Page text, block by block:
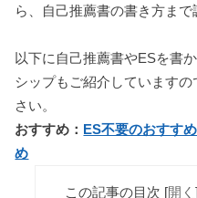
ら、自己推薦書の書き方まで
以下に自己推薦書やESを書
シップもご紹介しています
さい。
おすすめ： ES不要のおすす
め
この記事の目次 [開く ]